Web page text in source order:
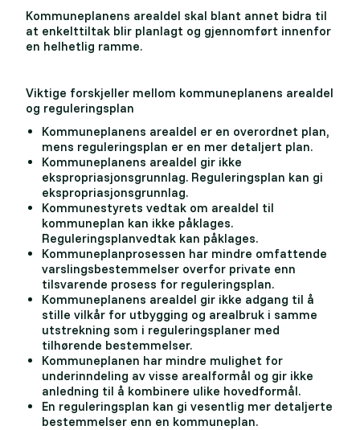
Kommuneplanens arealdel skal blant annet bidra til
at enkelttiltak blir planlagt og gjennomført innenfor
en helhetlig ramme.
Viktige forskjeller mellom kommuneplanens arealdel
og reguleringsplan
Kommuneplanens arealdel er en overordnet plan,
mens reguleringsplan er en mer detaljert plan.
Kommuneplanens arealdel gir ikke
ekspropriasjonsgrunnlag. Reguleringsplan kan gi
ekspropriasjonsgrunnlag.
Kommunestyrets vedtak om arealdel til
kommuneplan kan ikke påklages.
Reguleringsplanvedtak kan påklages.
Kommuneplanprosessen har mindre omfattende
varslingsbestemmelser overfor private enn
tilsvarende prosess for reguleringsplan.
Kommuneplanens arealdel gir ikke adgang til å
stille vilkår for utbygging og arealbruk i samme
utstrekning som i reguleringsplaner med
tilhørende bestemmelser.
Kommuneplanen har mindre mulighet for
underinndeling av visse arealformål og gir ikke
anledning til å kombinere ulike hovedformål.
En reguleringsplan kan gi vesentlig mer detaljerte
bestemmelser enn en kommuneplan.